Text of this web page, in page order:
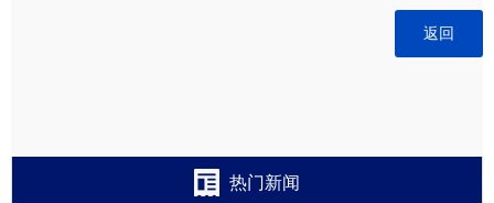
返回
热门新闻